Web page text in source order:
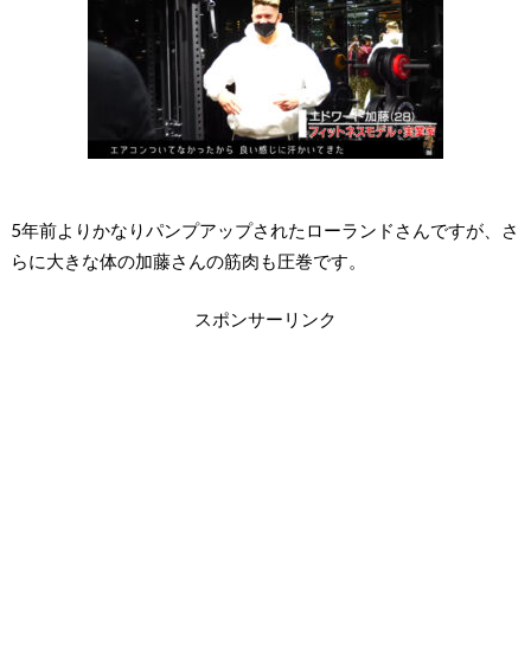
5年前よりかなりパンプアップされたローランドさんですが、さ
らに大きな体の加藤さんの筋肉も圧巻です。
スポンサーリンク